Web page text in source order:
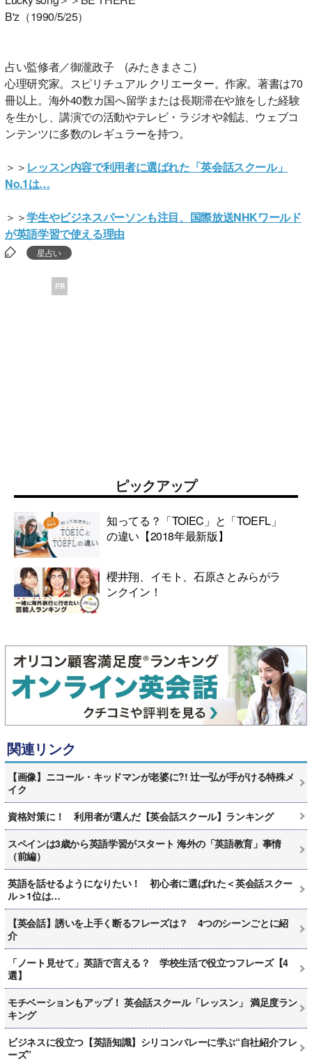
B'z（1990/5/25）
占い監修者／御瀧政子 (みたきまさこ)
心理研究家。スピリチュアル クリエーター。作家。著書は70
冊以上。海外40数カ国へ留学または長期滞在や旅をした経験
を生かし、講演での活動やテレビ・ラジオや雑誌、ウェブコ
ンテンツに多数のレギュラーを持つ。
＞＞ レッスン内容で利用者に選ばれた「英会話スクール」
No.1は…
＞＞学生やビジネスパーソンも注目、国際放送NHKワールド
が英語学習で使える理由
星占い
PR
ピックアップ
知ってる？「TOIEC」と「TOEFL」
の違い【2018年最新版】
櫻井翔、イモト、石原さとみらがラ
ンクイン！
関連リンク
【画像】ニコール・キッドマンが老婆に?! 辻一弘が手がける特殊メ
イク
資格対策に！ 利用者が選んだ【英会話スクール】ランキング
スペインは3歳から英語学習がスタート 海外の「英語教育」事情
（前編）
英語を話せるようになりたい！ 初心者に選ばれた＜英会話スクー
ル＞1位は…
【英会話】誘いを上手く断るフレーズは？ 4つのシーンごとに紹
介
「ノート見せて」英語で言える？ 学校生活で役立つフレーズ【4
選】
モチベーションもアップ！ 英会話スクール「レッスン」 満足度ラン
キング
ビジネスに役立つ【英語知識】シリコンバレーに学ぶ“自社紹介フレ
ーズ”